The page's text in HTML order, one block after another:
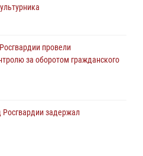
провели
за оборотом гражданского
Росгвардии задержал